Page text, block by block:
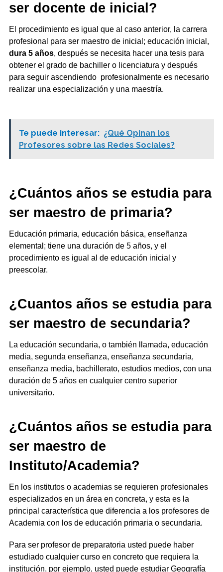
ser docente de inicial?
El procedimiento es igual que al caso anterior, la carrera
profesional para ser maestro de inicial; educación inicial,
dura 5 años, después se necesita hacer una tesis para
obtener el grado de bachiller o licenciatura y después
para seguir ascendiendo profesionalmente es necesario
realizar una especialización y una maestría.
Te puede interesar: ¿Qué Opinan los
Profesores sobre las Redes Sociales?
¿Cuántos años se estudia para
ser maestro de primaria?
Educación primaria, educación básica, enseñanza
elemental; tiene una duración de 5 años, y el
procedimiento es igual al de educación inicial y
preescolar.
¿Cuantos años se estudia para
ser maestro de secundaria?
La educación secundaria, o también llamada, educación
media, segunda enseñanza, enseñanza secundaria,
enseñanza media, bachillerato, estudios medios, con una
duración de 5 años en cualquier centro superior
universitario.
¿Cuántos años se estudia para
ser maestro de
Instituto/Academia?
En los institutos o academias se requieren profesionales
especializados en un área en concreta, y esta es la
principal característica que diferencia a los profesores de
Academia con los de educación primaria o secundaria.
Para ser profesor de preparatoria usted puede haber
estudiado cualquier curso en concreto que requiera la
institución, por ejemplo, usted puede estudiar Geografía